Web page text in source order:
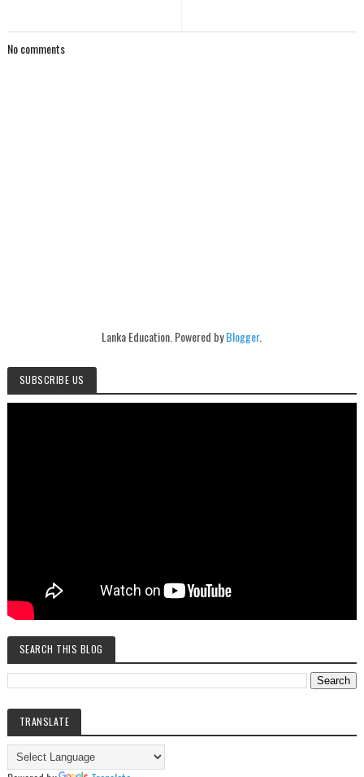
No comments
Lanka Education. Powered byBlogger.
SUBSCRIBE US
SEARCH THIS BLOG
TRANSLATE